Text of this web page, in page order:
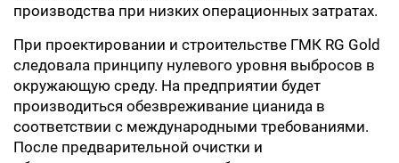
производства при низких операционных затратах.
При проектировании и строительстве ГМК RG Gold
следовала принципу нулевого уровня выбросов в
окружающую среду. На предприятии будет
производиться обезвреживание цианида в
соответствии с международными требованиями.
После предварительной очистки и